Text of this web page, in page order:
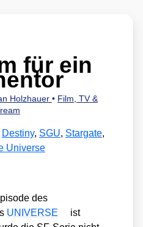
für ein
Holzhauer • Film, TV &
Destiny, SGU, Stargate,
Universe
des
UNIVERSE
ist